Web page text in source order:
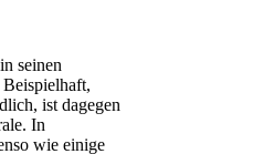
seinen
ist dagegen
In
wie einige